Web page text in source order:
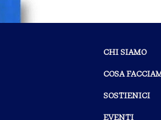
CHI SIAMO
COSA
SOSTIENICI
EVENTI